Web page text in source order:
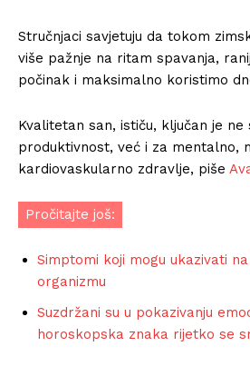
Stručnjaci savjetuju da tokom
više pažnje na ritam spavanja,
počinak i maksimalno koristimo
Kvalitetan san, ističu, ključan je ne
produktivnost, već i za mentalno,
kardiovaskularno zdravlje, piše
Pročitajte još:
Simptomi koji mogu ukazivati
organizmu
Suzdržani su u pokazivanju
horoskopska znaka rijetko se